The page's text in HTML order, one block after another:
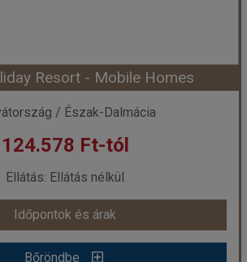
2027-03-01 | 4 éj
122.318 Ft-tól
Időpontok és árak
Bőröndbe
Resort - Mobile Homes
/ Észak-Dalmácia
124.578 Ft-tól
Ellátás: Ellátás nélkül
Időpontok és árak
Bőröndbe